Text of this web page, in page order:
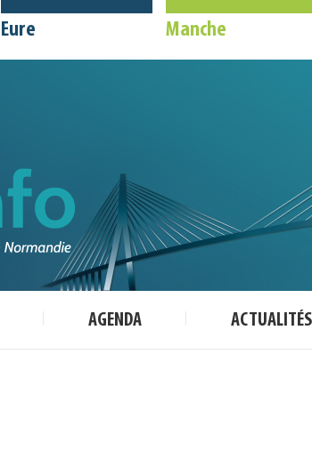
Eure Manche
AGENDA ACTUALITÉS